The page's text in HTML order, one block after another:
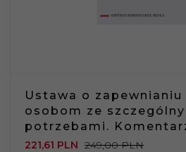
Ustawa o
osobom ze
potrzebami.
221,61 PLN 249,00 PLN